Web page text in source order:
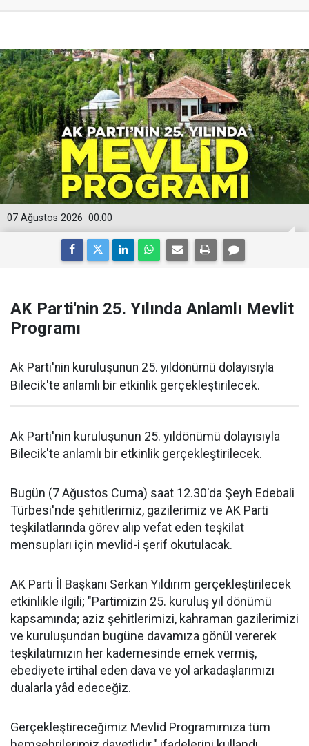
00:00
07 Ağustos 2026
AK Parti'nin 25. Yılında Anlamlı Mevlit
Programı
Ak Parti'nin kuruluşunun 25. yıldönümü dolayısıyla
Bilecik'te anlamlı bir etkinlik gerçekleştirilecek.
Ak Parti'nin kuruluşunun 25. yıldönümü dolayısıyla
Bilecik'te anlamlı bir etkinlik gerçekleştirilecek.
Bugün (7 Ağustos Cuma) saat 12.30'da Şeyh Edebali
Türbesi'nde şehitlerimiz, gazilerimiz ve AK Parti
teşkilatlarında görev alıp vefat eden teşkilat
mensupları için mevlid-i şerif okutulacak.
AK Parti İl Başkanı Serkan Yıldırım gerçekleştirilecek
etkinlikle ilgili; "Partimizin 25. kuruluş yıl dönümü
kapsamında; aziz şehitlerimizi, kahraman gazilerimizi
ve kuruluşundan bugüne davamıza gönül vererek
teşkilatımızın her kademesinde emek vermiş,
ebediyete irtihal eden dava ve yol arkadaşlarımızı
dualarla yâd edeceğiz.
Gerçekleştireceğimiz Mevlid Programımıza tüm